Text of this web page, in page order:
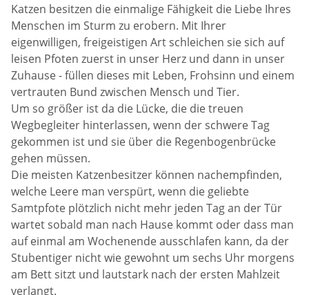
Katzen besitzen die einmalige Fähigkeit die Liebe Ihres
Menschen im Sturm zu erobern. Mit Ihrer
eigenwilligen, freigeistigen Art schleichen sie sich auf
leisen Pfoten zuerst in unser Herz und dann in unser
Zuhause - füllen dieses mit Leben, Frohsinn und einem
vertrauten Bund zwischen Mensch und Tier.
Um so größer ist da die Lücke, die die treuen
Wegbegleiter hinterlassen, wenn der schwere Tag
gekommen ist und sie über die Regenbogenbrücke
gehen müssen.
Die meisten Katzenbesitzer können nachempfinden,
welche Leere man verspürt, wenn die geliebte
Samtpfote plötzlich nicht mehr jeden Tag an der Tür
wartet sobald man nach Hause kommt oder dass man
auf einmal am Wochenende ausschlafen kann, da der
Stubentiger nicht wie gewohnt um sechs Uhr morgens
am Bett sitzt und lautstark nach der ersten Mahlzeit
verlangt.